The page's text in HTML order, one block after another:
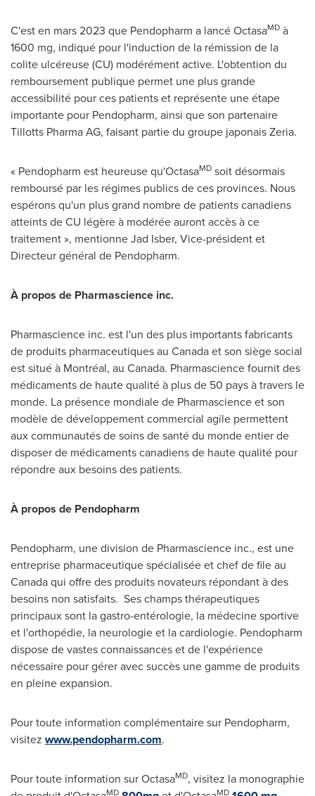
C'est en mars 2023 que Pendopharm a lancé OctasaMD à
1600 mg, indiqué pour l'induction de la rémission de la
colite ulcéreuse (CU) modérément active. L'obtention du
remboursement publique permet une plus grande
accessibilité pour ces patients et représente une étape
importante pour Pendopharm, ainsi que son partenaire
Tillotts Pharma AG, faisant partie du groupe japonais Zeria.
« Pendopharm est heureuse qu'OctasaMD soit désormais
remboursé par les régimes publics de ces provinces. Nous
espérons qu'un plus grand nombre de patients canadiens
atteints de CU légère à modérée auront accès à ce
traitement », mentionneJad Isber, Vice-président et
Directeur général de Pendopharm.
À propos de Pharmascience inc.
Pharmascience inc. est l'un des plus importants fabricants
de produits pharmaceutiques au Canadaet son siège social
est situé à Montréal, au Canada. Pharmascience fournit des
médicaments de haute qualité à plus de 50 pays à travers le
monde. La présence mondiale de Pharmascience et son
modèle de développement commercial agile permettent
aux communautés de soins de santé du monde entier de
disposer de médicaments canadiens de haute qualité pour
répondre aux besoins des patients.
À propos de Pendopharm
Pendopharm, une division de Pharmascience inc., est une
entreprise pharmaceutique spécialisée et chef de file au
Canadaqui offre des produits novateurs répondant à des
besoins non satisfaits. Ses champs thérapeutiques
principaux sont la gastro-entérologie, la médecine sportive
et l'orthopédie, la neurologie et la cardiologie. Pendopharm
dispose de vastes connaissances et de l'expérience
nécessaire pour gérer avec succès une gamme de produits
en pleine expansion.
Pour toute information complémentaire sur Pendopharm,
visitez www.pendopharm.com.
Pour toute information sur OctasaMD, visitez la monographie
MD MD